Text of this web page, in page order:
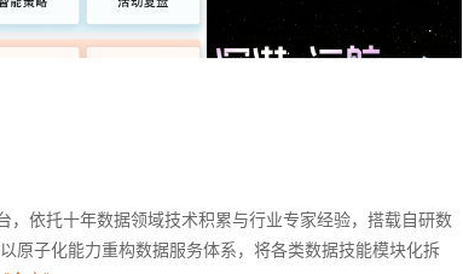
，依托十年数据领域技术积累与行业专家经验，搭载自研数
原子化能力重构数据服务体系，将各类数据技能模块化拆